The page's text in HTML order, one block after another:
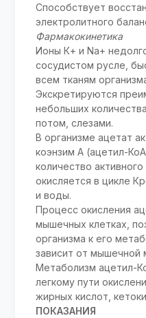
Способствует
электролитного
Фармакокинетика
Ионы К+ и Na+
сосудистом русле,
всем тканям
Экскретируются
небольших
потом, слезами.
В организме ацетат
коэнзим А (ацетил-
количество
окисляется в цикле
и воды.
Процесс окисления
мышечных клетках,
организма к его
зависит от мышечной
Метаболизм ацетил-
легкому пути
жирных кислот,
ПОКАЗАНИЯ